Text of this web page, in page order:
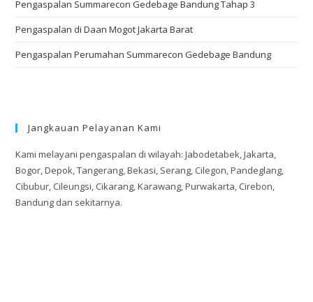
Pengaspalan Summarecon Gedebage Bandung Tahap 3
Pengaspalan di Daan Mogot Jakarta Barat
Pengaspalan Perumahan Summarecon Gedebage Bandung
Jangkauan Pelayanan Kami
Kami melayani pengaspalan di wilayah: Jabodetabek, Jakarta,
Bogor, Depok, Tangerang, Bekasi, Serang, Cilegon, Pandeglang,
Cibubur, Cileungsi, Cikarang, Karawang, Purwakarta, Cirebon,
Bandung dan sekitarnya.